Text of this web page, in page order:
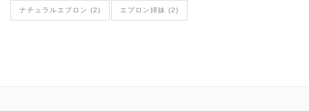
ナチュラルエプロン (2) エプロン姉妹 (2)